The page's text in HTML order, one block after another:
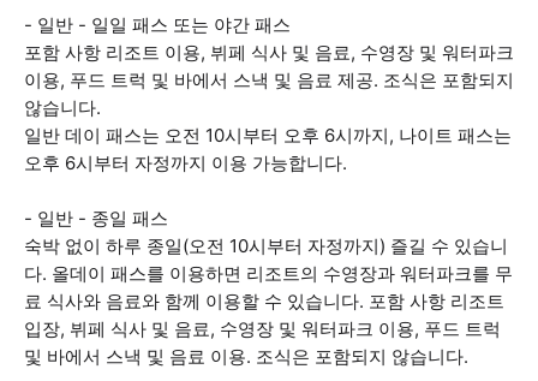
- 일반 - 일일 패스 또는 야간 패스
포함 사항 리조트 이용, 뷔페 식사 및 음료, 수영장 및 워터파크
이용, 푸드 트럭 및 바에서 스낵 및 음료 제공. 조식은 포함되지
않습니다.
일반 데이 패스는 오전 10시부터 오후 6시까지, 나이트 패스는
오후 6시부터 자정까지 이용 가능합니다.
- 일반 - 종일 패스
숙박 없이 하루 종일(오전 10시부터 자정까지) 즐길 수 있습니
다. 올데이 패스를 이용하면 리조트의 수영장과 워터파크를 무
료 식사와 음료와 함께 이용할 수 있습니다. 포함 사항 리조트
입장, 뷔페 식사 및 음료, 수영장 및 워터파크 이용, 푸드 트럭
및 바에서 스낵 및 음료 이용. 조식은 포함되지 않습니다.